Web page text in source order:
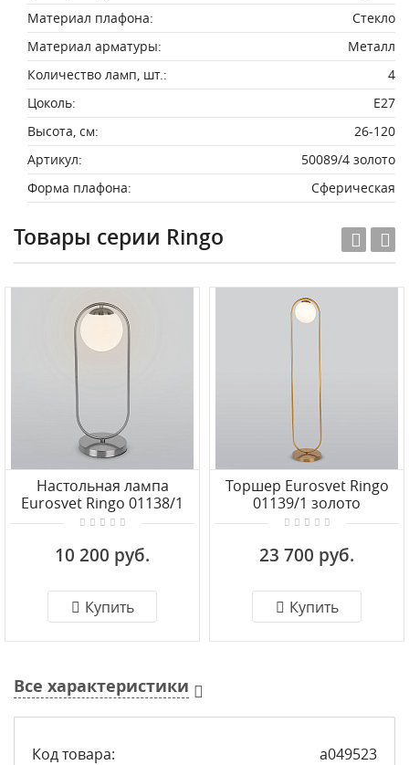
Материал плафона:
Стекло
Материал арматуры:
Металл
Количество ламп, шт.:
4
Цоколь:
E27
Высота, см:
26-120
Артикул:
50089/4 золото
Форма плафона:
Сферическая
Товары серии Ringo
Настольная лампа
Eurosvet Ringo 01138/1
хром
10 200 руб.
Купить
Торшер Eurosvet Ringo
01139/1 золото
23 700 руб.
Купить
Все характеристики
Код товара:
a049523